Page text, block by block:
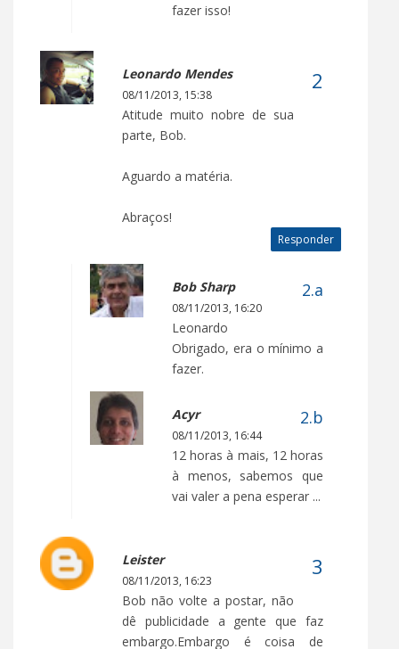
fazer isso!
Leonardo Mendes
08/11/2013, 15:38
Atitude muito nobre de sua
parte, Bob.
Aguardo a matéria.
Abraços!
Responder
Bob Sharp
08/11/2013, 16:20
Leonardo
Obrigado, era o mínimo a
fazer.
Acyr
08/11/2013, 16:44
12 horas à mais, 12 horas
à menos, sabemos que
vai valer a pena esperar ...
Leister
08/11/2013, 16:23
Bob não volte a postar, não
dê publicidade a gente que faz
embargo.Embargo é coisa de